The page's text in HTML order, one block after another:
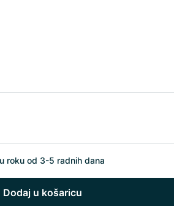
roku od 3-5 radnih dana
Dodaj u košaricu